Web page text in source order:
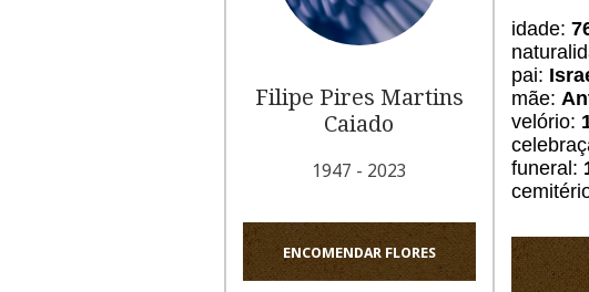
Filipe Pires Martins
Caiado
1947 - 2023
ENCOMENDAR FLORES
idade:
pai:
mãe:
velório:
funeral: